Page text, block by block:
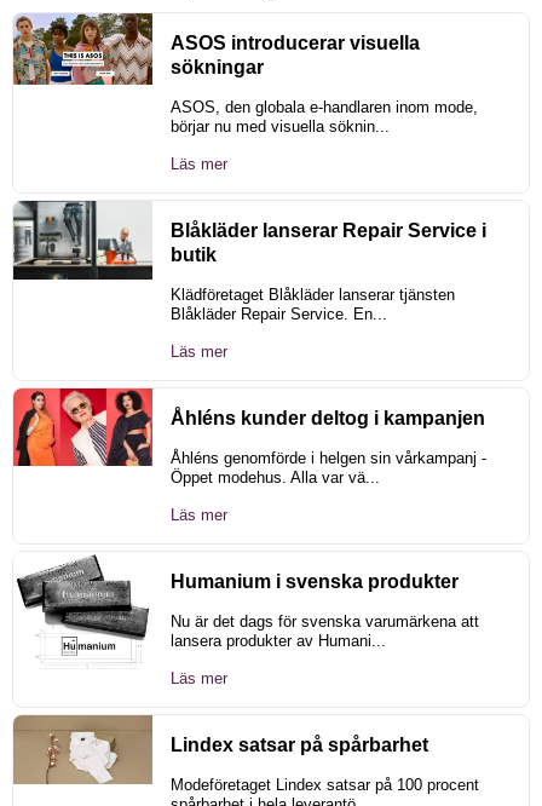
ASOS introducerar visuella
sökningar
ASOS, den globala e-handlaren inom mode,
börjar nu med visuella söknin...
Läs mer
Blåkläder lanserar Repair Service i
butik
Klädföretaget Blåkläder lanserar tjänsten
Blåkläder Repair Service. En...
Läs mer
Åhléns kunder deltog i kampanjen
Åhléns genomförde i helgen sin vårkampanj -
Öppet modehus. Alla var vä...
Läs mer
Humanium i svenska produkter
Nu är det dags för svenska varumärkena att
lansera produkter av Humani...
Läs mer
Lindex satsar på spårbarhet
Modeföretaget Lindex satsar på 100 procent